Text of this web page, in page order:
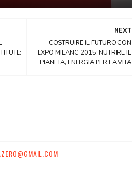
NEXT
COSTRUIRE IL FUTURO CON
EXPO MILANO 2015: NUTRIRE IL
PIANETA, ENERGIA PER LA VITA